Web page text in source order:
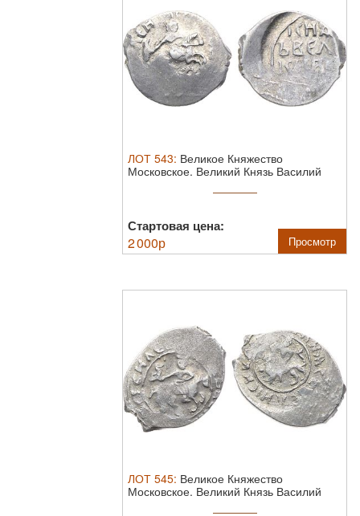
ЛОТ 543: Великое Княжество
Московское. Великий Князь Василий
Стартовая цена:
2 000р Просмотр
ЛОТ 545: Великое Княжество
Московское. Великий Князь Василий